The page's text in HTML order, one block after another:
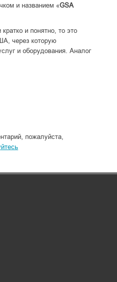
и названием «GSA
и понятно, то это
через которую
и оборудования. Аналог
пожалуйста,